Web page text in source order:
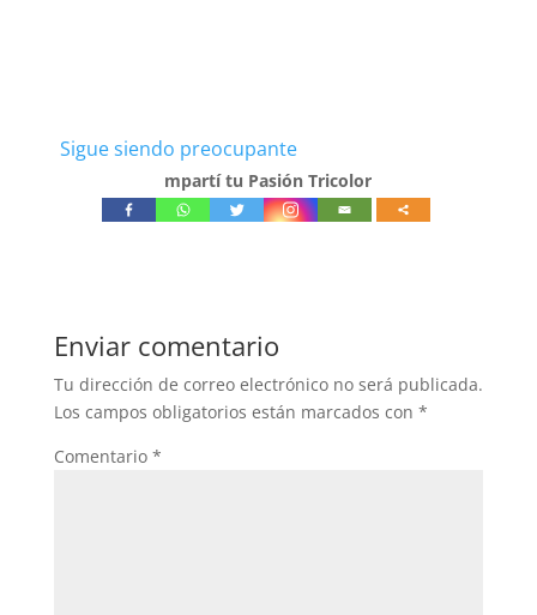
Sigue siendo preocupante
mpartí tu Pasión Tricolor
Enviar comentario
Tu dirección de correo electrónico no será publicada.
Los campos obligatorios están marcados con *
Comentario *